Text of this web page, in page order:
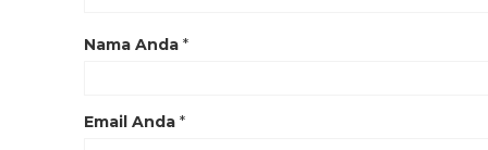
Nama Anda *
Email Anda *